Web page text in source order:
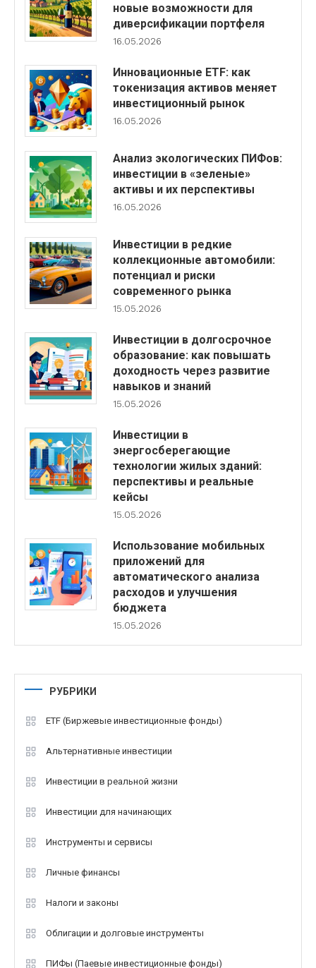
новые возможности для
диверсификации портфеля
16.05.2026
Инновационные ETF: как
токенизация активов меняет
инвестиционный рынок
16.05.2026
Анализ экологических ПИФов:
инвестиции в «зеленые»
активы и их перспективы
16.05.2026
Инвестиции в редкие
коллекционные автомобили:
потенциал и риски
современного рынка
15.05.2026
Инвестиции в долгосрочное
образование: как повышать
доходность через развитие
навыков и знаний
15.05.2026
Инвестиции в
энергосберегающие
технологии жилых зданий:
перспективы и реальные
кейсы
15.05.2026
Использование мобильных
приложений для
автоматического анализа
расходов и улучшения
бюджета
15.05.2026
РУБРИКИ
ETF (Биржевые инвестиционные фонды)
Альтернативные инвестиции
Инвестиции в реальной жизни
Инвестиции для начинающих
Инструменты и сервисы
Личные финансы
Налоги и законы
Облигации и долговые инструменты
ПИФы (Паевые инвестиционные фонды)